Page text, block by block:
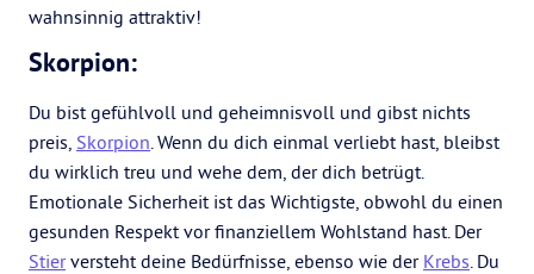
wahnsinnig attraktiv!
Skorpion:
Du bist gefühlvoll und geheimnisvoll und gibst nichts
preis, Skorpion. Wenn du dich einmal verliebt hast, bleibst
du wirklich treu und wehe dem, der dich betrügt.
Emotionale Sicherheit ist das Wichtigste, obwohl du einen
gesunden Respekt vor finanziellem Wohlstand hast. Der
Stierversteht deine Bedürfnisse, ebenso wie der Krebs. Du